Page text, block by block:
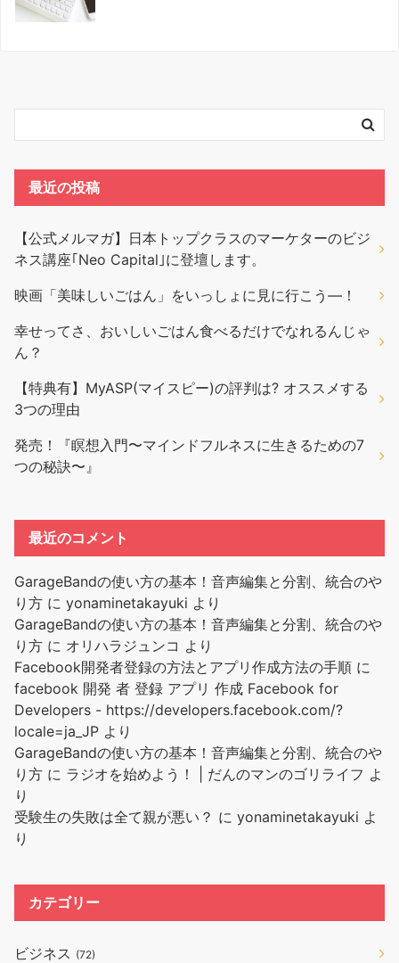
最近の投稿
【公式メルマガ】日本トップクラスのマーケターのビジ
ネス講座｢Neo Capital｣に登壇します。
映画「美味しいごはん」をいっしょに見に行こう―！
幸せってさ、おいしいごはん食べるだけでなれるんじゃ
ん？
【特典有】MyASP(マイスピー)の評判は? オススメする
3つの理由
発売！『瞑想入門〜マインドフルネスに生きるための7
つの秘訣〜』
最近のコメント
GarageBandの使い方の基本！音声編集と分割、統合のや
り方 に yonaminetakayuki より
GarageBandの使い方の基本！音声編集と分割、統合のや
り方 に オリハラジュンコ より
Facebook開発者登録の方法とアプリ作成方法の手順 に
facebook 開発 者 登録 アプリ 作成 Facebook for
Developers - https://developers.facebook.com/?
locale=ja_JP より
GarageBandの使い方の基本！音声編集と分割、統合のや
り方 に ラジオを始めよう！ | だんのマンのゴリライフ よ
り
受験生の失敗は全て親が悪い？ に yonaminetakayuki よ
り
カテゴリー
ビジネス (72)